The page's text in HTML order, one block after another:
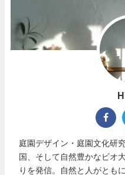
庭園デザイン・庭園文化研
国、そして自然豊かなビオ
りを発信。自然と人がとも